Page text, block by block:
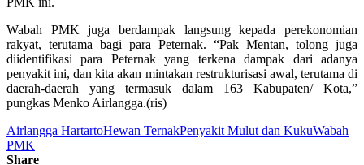
Wabah PMK juga berdampak langsung kepada perekonomian
rakyat, terutama bagi para Peternak. “Pak Mentan, tolong juga
diidentifikasi para Peternak yang terkena dampak dari adanya
penyakit ini, dan kita akan mintakan restrukturisasi awal, terutama di
daerah-daerah yang termasuk dalam 163 Kabupaten/ Kota,”
pungkas Menko Airlangga.(ris)
Airlangga HartartoHewan TernakPenyakit Mulut dan KukuWabah
PMK
Share